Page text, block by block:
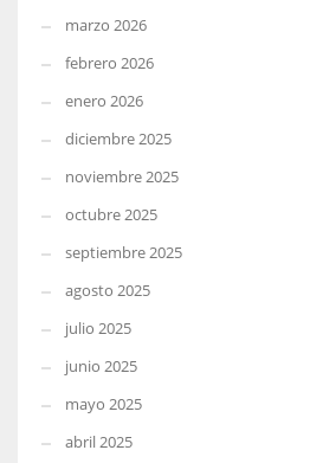
marzo 2026
febrero 2026
enero 2026
diciembre 2025
noviembre 2025
octubre 2025
septiembre 2025
agosto 2025
julio 2025
junio 2025
mayo 2025
abril 2025